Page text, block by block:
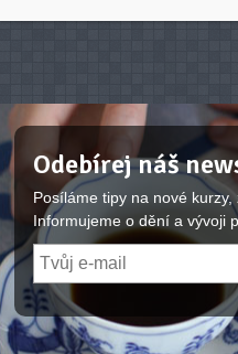
Odebírej náš
Posíláme tipy na nové
Informujeme o dění a vývoji